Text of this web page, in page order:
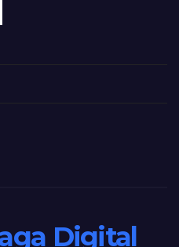
Digital